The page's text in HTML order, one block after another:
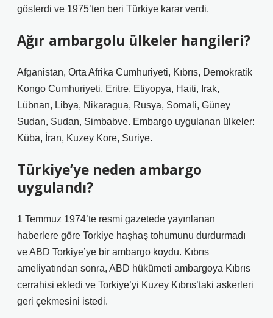
gösterdi ve 1975’ten beri Türkiye karar verdi.
Ağır ambargolu ülkeler hangileri?
Afganistan, Orta Afrika Cumhuriyeti, Kıbrıs, Demokratik
Kongo Cumhuriyeti, Eritre, Etiyopya, Haiti, Irak,
Lübnan, Libya, Nikaragua, Rusya, Somali, Güney
Sudan, Sudan, Simbabve. Embargo uygulanan ülkeler:
Küba, İran, Kuzey Kore, Suriye.
Türkiye’ye neden ambargo
uygulandı?
1 Temmuz 1974’te resmi gazetede yayınlanan
haberlere göre Torkiye haşhaş tohumunu durdurmadı
ve ABD Torkiye’ye bir ambargo koydu. Kıbrıs
ameliyatından sonra, ABD hükümeti ambargoya Kıbrıs
cerrahisi ekledi ve Torkiye’yi Kuzey Kıbrıs’taki askerleri
geri çekmesini istedi.